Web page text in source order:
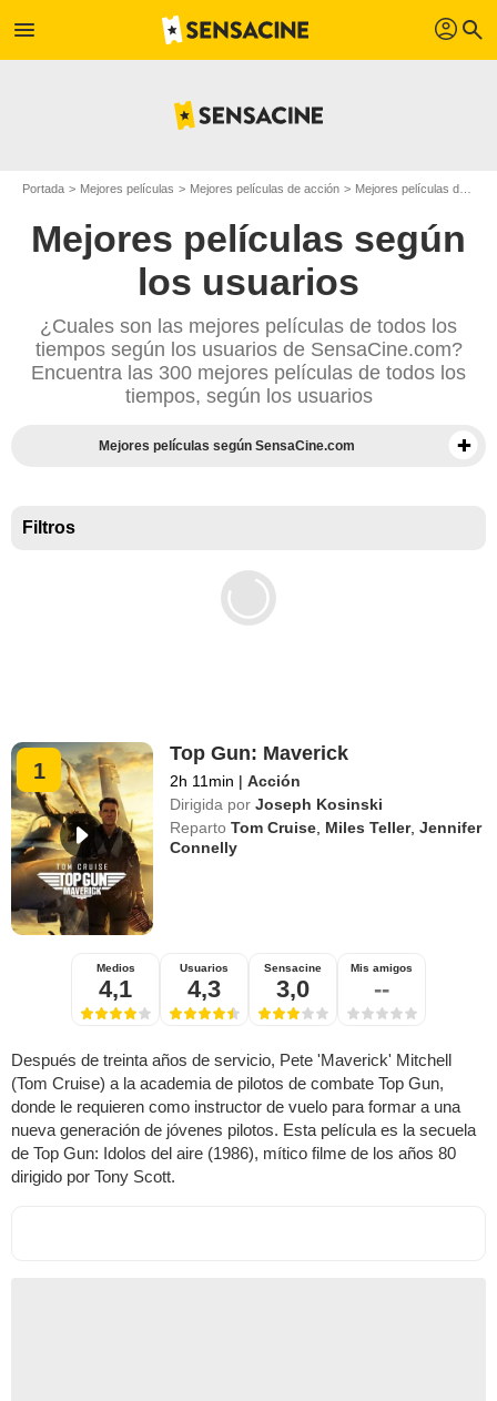
menu profil search
Portada Mejores películas Mejores películas de acción Mejores películas de 2022
Mejores películas según
los usuarios
¿Cuales son las mejores películas de todos los
tiempos según los usuarios de SensaCine.com?
Encuentra las 300 mejores películas de todos los
tiempos, según los usuarios
Mejores películas según SensaCine.com
Filtros
1
Top Gun: Maverick
2h 11min | Acción
Dirigida por Joseph Kosinski
Reparto Tom Cruise Miles Teller,Jennifer
Connelly
Medios
4,1
Usuarios
4,3
Sensacine
3,0
Mis amigos
--
Después de treinta años de servicio, Pete 'Maverick' Mitchell
(Tom Cruise) a la academia de pilotos de combate Top Gun,
donde le requieren como instructor de vuelo para formar a una
nueva generación de jóvenes pilotos. Esta película es la secuela
de Top Gun: Idolos del aire (1986), mítico filme de los años 80
dirigido por Tony Scott.